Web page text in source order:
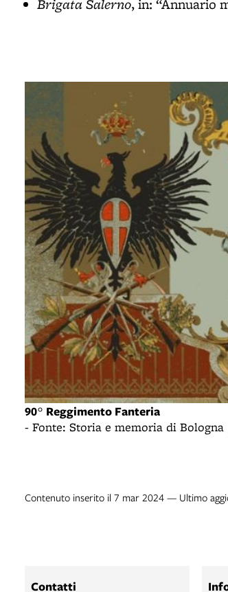
Brigata Salerno, in: “Annuario
90° Reggimento Fanteria
- Fonte: Storia e memoria di
Contenuto inserito il 7 mar 2024 — Ultimo
Contatti